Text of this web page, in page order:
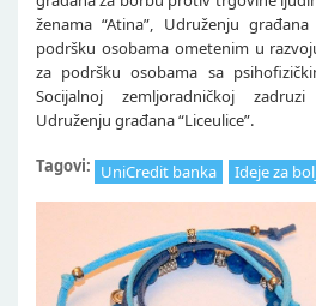
ženama “Atina”, Udruženju
podršku osobama ometenim u
za podršku osobama sa
Socijalnoj zemljoradničkoj
Udruženju građana “Liceulice”.
Tagovi: UniCredit banka Ideje za